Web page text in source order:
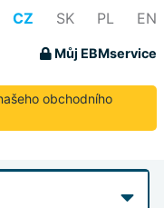
CZ SK PL EN
Můj EBMservice
obchodního